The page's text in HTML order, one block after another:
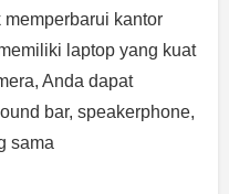
kantor
laptop yang kuat
Anda dapat
bar, speakerphone,
sama